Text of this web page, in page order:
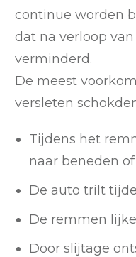
continue worden
dat na verloop
verminderd.
De meest
versleten
Tijdens het
naar beneden
De auto trilt
De remmen
Door slijtage